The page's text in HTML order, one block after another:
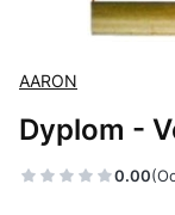
AARON
Dyplom -
0.00